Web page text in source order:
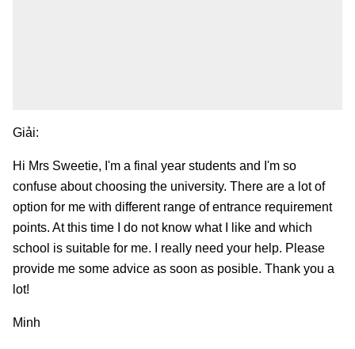
Giải:
Hi Mrs Sweetie, I'm a final year students and I'm so
confuse about choosing the university. There are a lot of
option for me with different range of entrance requirement
points. At this time I do not know what I like and which
school is suitable for me. I really need your help. Please
provide me some advice as soon as posible. Thank you a
lot!
Minh